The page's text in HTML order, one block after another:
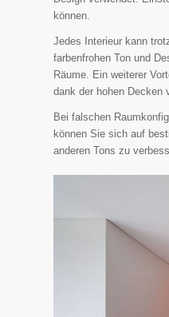
können.
Jedes Interieur kann
farbenfrohen Ton und
Räume. Ein weiterer
dank der hohen Decken
Bei falschen
können Sie sich auf
anderen Tons zu